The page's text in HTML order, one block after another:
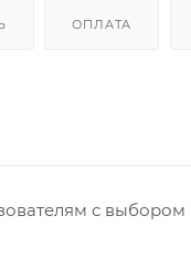
ОПЛАТА
с